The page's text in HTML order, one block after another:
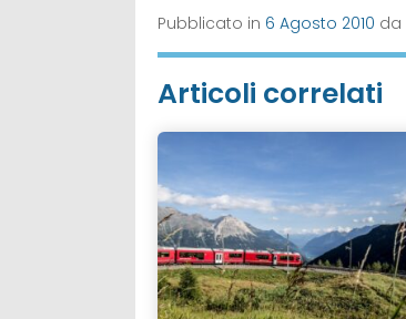
Pubblicato in 6 Agosto 2010 da
Articoli correlati